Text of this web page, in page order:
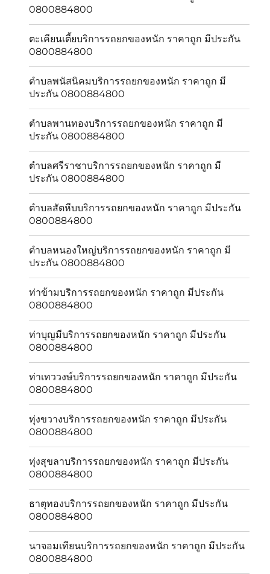
0800884800
ตะเคียนเตี้ยบริการรถยกของหนัก ราคาถูก มีประกัน
0800884800
ตำบลพนัสนิคมบริการรถยกของหนัก ราคาถูก มี
ประกัน 0800884800
ตำบลพานทองบริการรถยกของหนัก ราคาถูก มี
ประกัน 0800884800
ตำบลศรีราชาบริการรถยกของหนัก ราคาถูก มี
ประกัน 0800884800
ตำบลสัตหีบบริการรถยกของหนัก ราคาถูก มีประกัน
0800884800
ตำบลหนองใหญ่บริการรถยกของหนัก ราคาถูก มี
ประกัน 0800884800
ท่าข้ามบริการรถยกของหนัก ราคาถูก มีประกัน
0800884800
ท่าบุญมีบริการรถยกของหนัก ราคาถูก มีประกัน
0800884800
ท่าเทววงษ์บริการรถยกของหนัก ราคาถูก มีประกัน
0800884800
ทุ่งขวางบริการรถยกของหนัก ราคาถูก มีประกัน
0800884800
ทุ่งสุขลาบริการรถยกของหนัก ราคาถูก มีประกัน
0800884800
ธาตุทองบริการรถยกของหนัก ราคาถูก มีประกัน
0800884800
นาจอมเทียนบริการรถยกของหนัก ราคาถูก มีประกัน
0800884800